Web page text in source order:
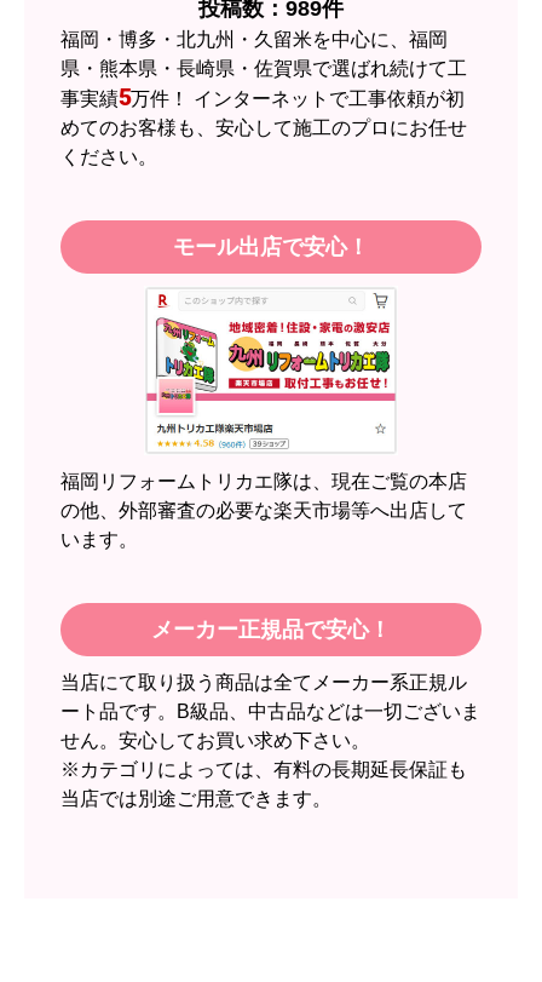
予定の期日までに商品が届きましたか？
はい
商品の梱包は必要十分なものでしたか？
はい
またこのショップを利用したいですか？
【注文商品】エアコン・クーラー 【注
文時期】2026年05月頃（モバイルから）
【このショップを選んだ理由は？】
近隣のショップでしっかりやってくれそうだった
【注文からどのくらいで届きましたか？】
【その他感想・コメント】
2026年6月30日 23:50
欲しい商品をスムーズに注文できましたか？
はい
ショップからの連絡や対応は適切でしたか？
無回答
予定の期日までに商品が届きましたか？
投稿数： 989件
福岡・博多・北九州・久留米を中心に、福岡
県・熊本県・長崎県・佐賀県で選ばれ続けて工
事実績5万件！ インターネットで工事依頼が初
めてのお客様も、安心して施工のプロにお任せ
ください。
モール出店で安心！
福岡リフォームトリカエ隊は、現在ご覧の本店
の他、外部審査の必要な楽天市場等へ出店して
います。
メーカー正規品で安心！
当店にて取り扱う商品は全てメーカー系正規ル
ート品です。B級品、中古品などは一切ございま
せん。安心してお買い求め下さい。
※カテゴリによっては、有料の長期延長保証も
当店では別途ご用意できます。